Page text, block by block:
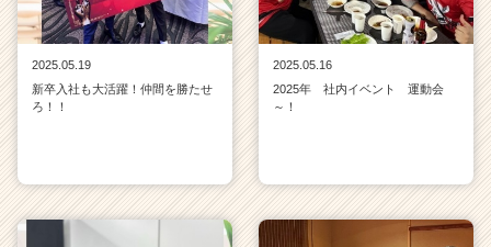
2025.05.19
新卒入社も大活躍！仲間を勝たせ
ろ！！
2025.05.16
2025年 社内イベント 運動会
～！